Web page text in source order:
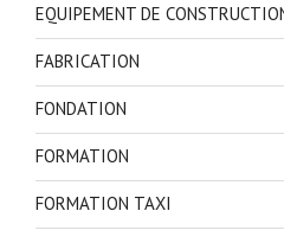
EQUIPEMENT DE
FABRICATION
FONDATION
FORMATION
FORMATION TAXI